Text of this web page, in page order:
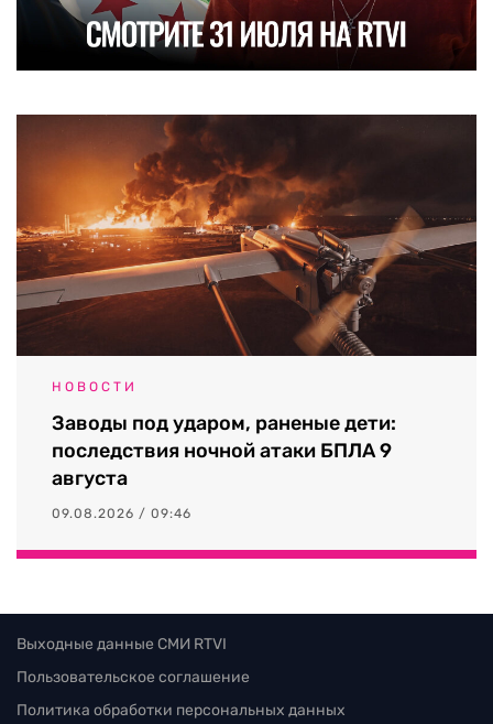
НОВОСТИ
Заводы под ударом, раненые дети:
последствия ночной атаки БПЛА 9
августа
09.08.2026 / 09:46
Выходные данные СМИ RTVI
Пользовательское соглашение
Политика обработки персональных данных